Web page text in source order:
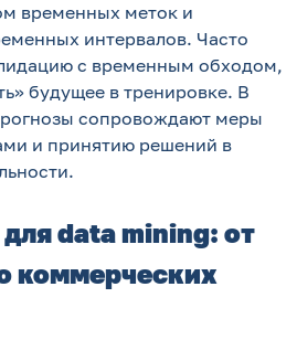
временных меток и
интервалов. Часто
с временным обходом,
будущее в тренировке. В
сопровождают меры
и принятию решений в
data mining: от
коммерческих